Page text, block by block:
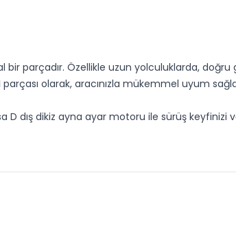
parçadır. Özellikle uzun yolculuklarda, doğru
olarak, aracınızla mükemmel uyum
dış dikiz ayna ayar motoru ile sürüş keyfinizi